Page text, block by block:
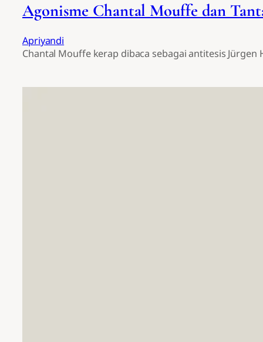
Agonisme Chantal Mouffe dan
Apriyandi
Chantal Mouffe kerap dibaca sebagai antitesis